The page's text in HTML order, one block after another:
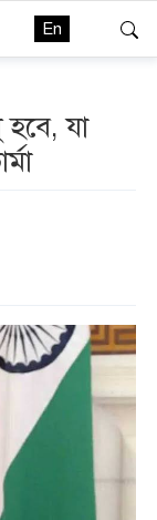
En
হবে, যা